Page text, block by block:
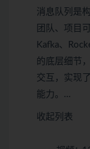
消息队列是
团队、项目
Kafka、
的底层细节
交互，实现
能力。…
收起列表